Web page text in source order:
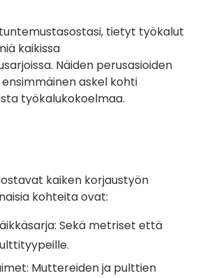
tietyt työkalut
kaikissa
Näiden perusasioiden
askel kohti
työkalukokoelmaa.
kaiken korjaustyön
​​kohteita ovat:
Sekä metriset että
Muttereiden ja pulttien